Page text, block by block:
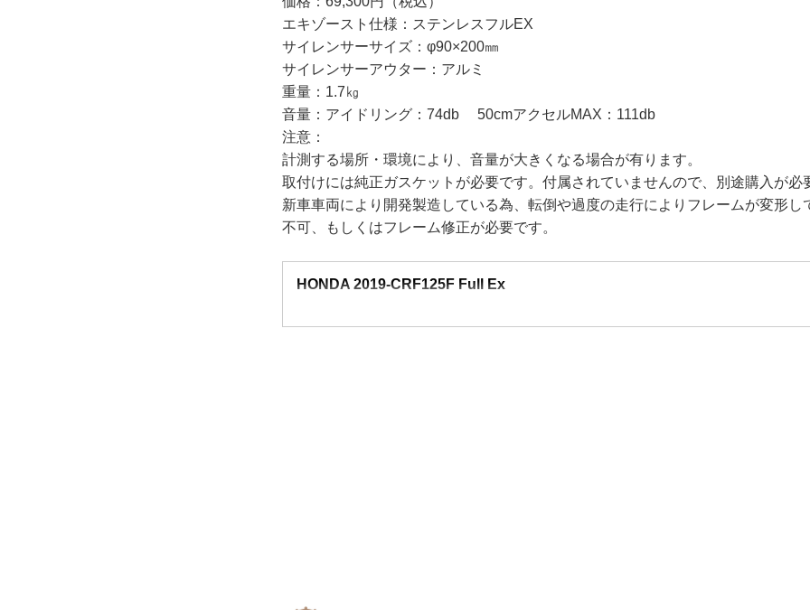
エキゾースト仕様：ステンレスフルEX
サイレンサーサイズ：φ90×200㎜
サイレンサーアウター：アルミ
重量：1.7㎏
音量：アイドリング：74db 50cmアクセルMAX：111db
注意：
計測する場所・環境により、音量が大きくなる場合が有ります。
取付けには純正ガスケットが必要です。付属されていませんので、別途購入が必
新車車両により開発製造している為、転倒や過度の走行によりフレームが変形し
不可、もしくはフレーム修正が必要です。
HONDA 2019-CRF125F Full Ex